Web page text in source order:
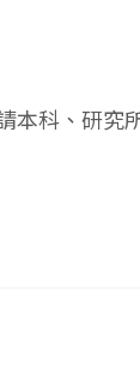
本科、研究